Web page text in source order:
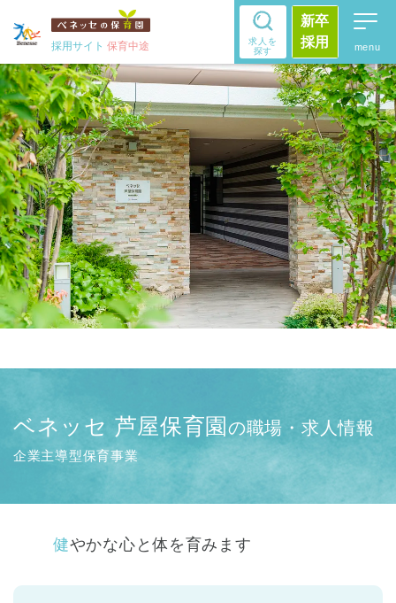
採用サイト 保育中途
求人を
探す
新卒
採用
ベネッセ 芦屋保育園 の職場・求人情報
企業主導型保育事業
健やかな心と体を育みます